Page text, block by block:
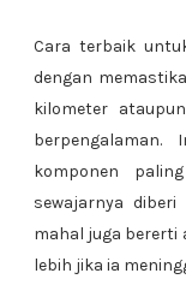
Cara terbaik
dengan
kilometer
komponen
sewajarnya
mahal juga bererti
lebih jika ia